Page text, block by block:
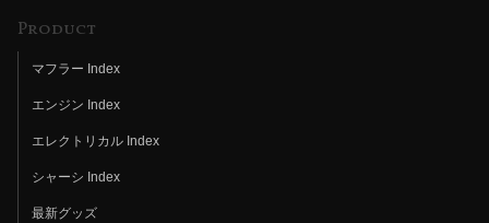
Product
マフラー Index
エンジン Index
エレクトリカル Index
シャーシ Index
最新グッズ